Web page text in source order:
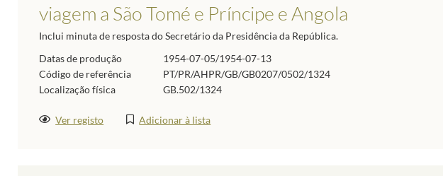
viagem a São Tomé e Príncipe e Angola
Inclui minuta de resposta do Secretário da Presidência da República.
Datas de produção
1954-07-05/1954-07-13
Código de referência
PT/PR/AHPR/GB/GB0207/0502/1324
Localização física
GB.502/1324
Ver registo Adicionar à lista